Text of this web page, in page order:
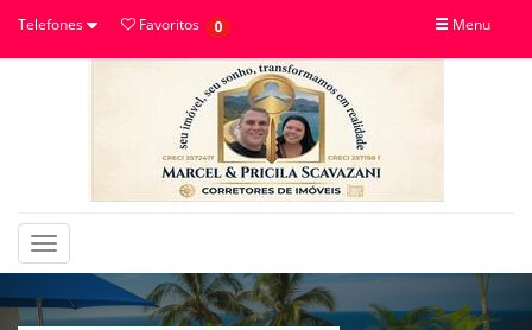
Telefones Favoritos 0 Menu
Toggle
navigation